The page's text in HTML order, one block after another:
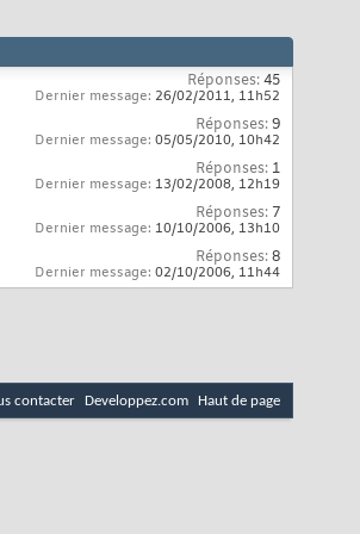
Réponses:45
Dernier message: 26/02/2011, 11h52
Réponses:9
Dernier message: 05/05/2010, 10h42
Réponses: 1
Dernier message: 13/02/2008, 12h19
Réponses: 7
Dernier message: 10/10/2006, 13h10
Réponses:8
Dernier message: 02/10/2006, 11h44
contacter Developpez.com Haut de page